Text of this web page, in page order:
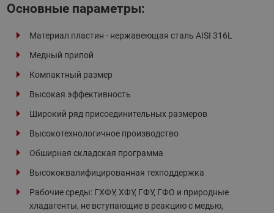
Основные параметры:
Материал пластин - нержавеющая сталь AISI 316L
Медный припой
Компактный размер
Высокая эффективность
Широкий ряд присоединительных размеров
Высокотехнологичное производство
Обширная складская программа
Высококвалифицированная техподдержка
Рабочие среды: ГХФУ, ХФУ, ГФУ, ГФО и природные
хладагенты, не вступающие в реакцию с медью,